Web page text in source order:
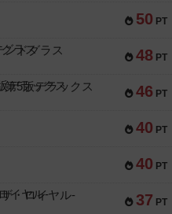
50 PT
48 PT
ドグラス
46 PT
5版デラックス
40 PT
40 PT
37 PT
・ロイヤル-